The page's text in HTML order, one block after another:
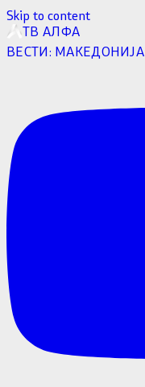
Skip to content
ТВ АЛФА
ВЕСТИ: МАКЕДОНИЈА